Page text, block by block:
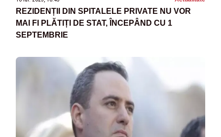
REZIDENȚII DIN SPITALELE PRIVATE NU VOR
MAI FI PLĂTIȚI DE STAT, ÎNCEPÂND CU 1
SEPTEMBRIE